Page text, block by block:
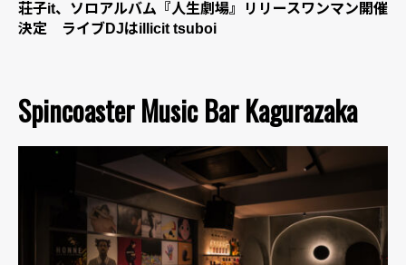
荘子it、ソロアルバム『人生劇場』リリースワンマン開催
決定 ライブDJはillicit tsuboi
Spincoaster Music Bar Kagurazaka